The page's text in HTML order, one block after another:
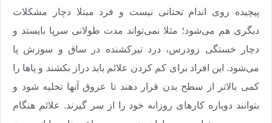
پیچیده روی اندام تحتانی نیست و فرد مبتلا دچار مشکلات
دیگری هم می‌شود؛ مثلا نمی‌تواند مدت طولانی سرپا بایستد و
دچار خستگی زودرس، درد تیرکشنده در ساق و سوزش پا
می‌شود. این افراد برای کم کردن علائم باید دراز بکشند و پاها را
کمی بالاتر از سطح بدن قرار دهند تا عروق آنها تخلیه شود و
بتوانند دوباره کارهای روزانه خود را از سر گیرند. علائم هنگام